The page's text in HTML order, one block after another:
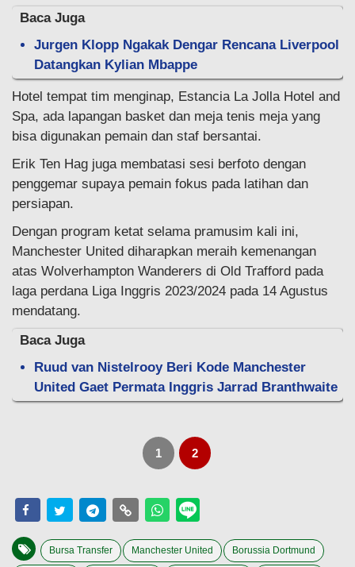
Baca Juga
Jurgen Klopp Ngakak Dengar Rencana Liverpool
Datangkan Kylian Mbappe
Hotel tempat tim menginap, Estancia La Jolla Hotel and
Spa, ada lapangan basket dan meja tenis meja yang
bisa digunakan pemain dan staf bersantai.
Erik Ten Hag juga membatasi sesi berfoto dengan
penggemar supaya pemain fokus pada latihan dan
persiapan.
Dengan program ketat selama pramusim kali ini,
Manchester United diharapkan meraih kemenangan
atas Wolverhampton Wanderers di Old Trafford pada
laga perdana Liga Inggris 2023/2024 pada 14 Agustus
mendatang.
Baca Juga
Ruud van Nistelrooy Beri Kode Manchester
United Gaet Permata Inggris Jarrad Branthwaite
1 2
Bursa Transfer Manchester United Borussia Dortmund